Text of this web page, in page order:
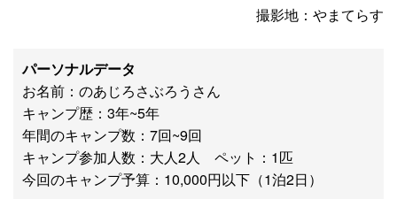
撮影地：やまてらす
パーソナルデータ
お名前：のあじろさぶろうさん
キャンプ歴：3年~5年
年間のキャンプ数：7回~9回
キャンプ参加人数：大人2人 ペット：1匹
今回のキャンプ予算：10,000円以下（1泊2日）